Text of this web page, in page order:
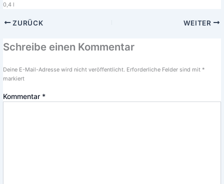
0,4 l
ZURÜCK WEITER
Schreibe einen Kommentar
Deine E-Mail-Adresse wird nicht veröffentlicht. Erforderliche Felder sind mit *
markiert
Kommentar *